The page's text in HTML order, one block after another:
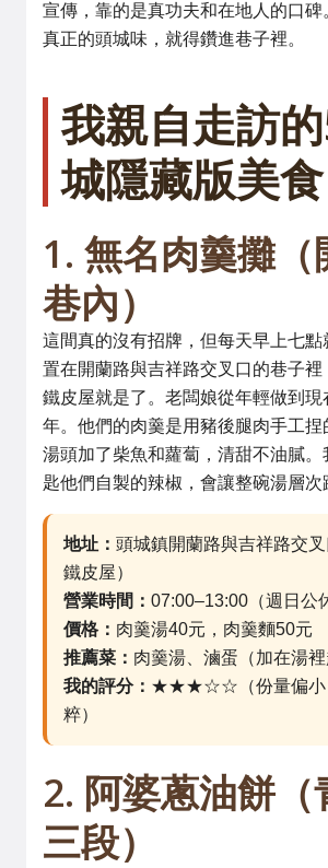
宣傳，靠的是真功夫和在地人的口碑
真正的頭城味，就得鑽進巷子裡。
我親自走訪
城隱藏版美食
1. 無名肉羹攤（
巷內）
這間真的沒有招牌，但每天早上七點
置在開蘭路與吉祥路交叉口的巷子
鐵皮屋就是了。老闆娘從年輕做到現
年。他們的肉羹是用豬後腿肉手工捏
湯頭加了柴魚和蘿蔔，清甜不油膩。
匙他們自製的辣椒，會讓整碗湯層次
地址： 頭城鎮開蘭路與吉祥路交
鐵皮屋）
營業時間： 07:00–13:00（週日公
價格： 肉羹湯40元，肉羹麵50元
推薦菜： 肉羹湯、滷蛋（加在湯裡
我的評分： ★★★☆☆（份量偏小
粹）
2. 阿婆蔥油餅（
三段）